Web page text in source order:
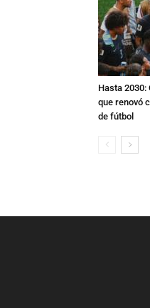
Hasta 2030:
que renovó
de fútbol